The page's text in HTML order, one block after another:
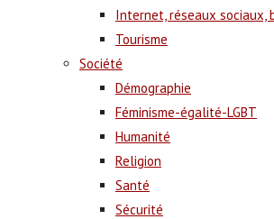
Internet, réseaux sociaux,
Tourisme
Société
Démographie
Féminisme-égalité-LGBT
Humanité
Religion
Santé
Sécurité